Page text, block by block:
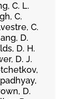
C. L.
C.
C.
D.
D. H.
D. J.
D.